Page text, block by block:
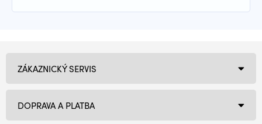
ZÁKAZNICKÝ SERVIS
DOPRAVA A PLATBA